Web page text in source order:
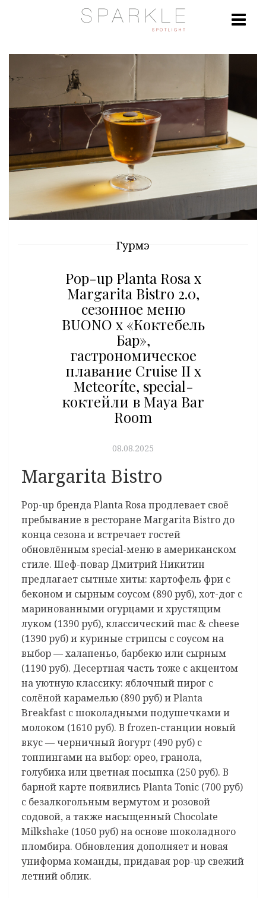
Гурмэ
Pop-up Planta Rosa x
Margarita Bistro 2.0,
сезонное меню
BUONO x «Коктебель
Бар»,
гастрономическое
плавание Cruise II x
Meteoríte, special-
коктейли в Maya Bar
Room
08.08.2025
Margarita Bistro
Pop-up бренда Planta Rosa продлевает своё
пребывание в ресторане Margarita Bistro до
конца сезона и встречает гостей
обновлённым special-меню в американском
стиле. Шеф-повар Дмитрий Никитин
предлагает сытные хиты: картофель фри с
беконом и сырным соусом (890 руб), хот-дог с
маринованными огурцами и хрустящим
луком (1390 руб), классический mac & cheese
(1390 руб) и куриные стрипсы с соусом на
выбор — халапеньо, барбекю или сырным
(1190 руб). Десертная часть тоже с акцентом
на уютную классику: яблочный пирог с
солёной карамелью (890 руб) и Planta
Breakfast с шоколадными подушечками и
молоком (1610 руб). В frozen-станции новый
вкус — черничный йогурт (490 руб) с
топпингами на выбор: орео, гранола,
голубика или цветная посыпка (250 руб). В
барной карте появились Planta Tonic (700 руб)
с безалкогольным вермутом и розовой
содовой, а также насыщенный Chocolate
Milkshake (1050 руб) на основе шоколадного
пломбира. Обновления дополняет и новая
униформа команды, придавая pop-up свежий
летний облик.